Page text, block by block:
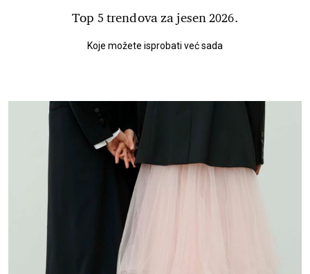
Top 5 trendova za jesen 2026.
Koje možete isprobati već sada